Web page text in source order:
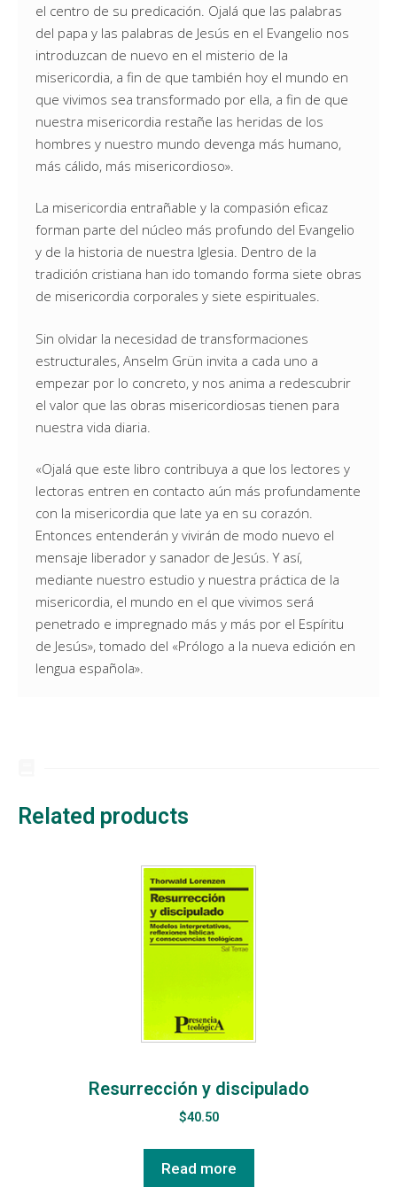
el centro de su predicación. Ojalá que las palabras
del papa y las palabras de Jesús en el Evangelio nos
introduzcan de nuevo en el misterio de la
misericordia, a fin de que también hoy el mundo en
que vivimos sea transformado por ella, a fin de que
nuestra misericordia restañe las heridas de los
hombres y nuestro mundo devenga más humano,
más cálido, más misericordioso».
La misericordia entrañable y la compasión eficaz
forman parte del núcleo más profundo del Evangelio
y de la historia de nuestra Iglesia. Dentro de la
tradición cristiana han ido tomando forma siete obras
de misericordia corporales y siete espirituales.
Sin olvidar la necesidad de transformaciones
estructurales, Anselm Grün invita a cada uno a
empezar por lo concreto, y nos anima a redescubrir
el valor que las obras misericordiosas tienen para
nuestra vida diaria.
«Ojalá que este libro contribuya a que los lectores y
lectoras entren en contacto aún más profundamente
con la misericordia que late ya en su corazón.
Entonces entenderán y vivirán de modo nuevo el
mensaje liberador y sanador de Jesús. Y así,
mediante nuestro estudio y nuestra práctica de la
misericordia, el mundo en el que vivimos será
penetrado e impregnado más y más por el Espíritu
de Jesús», tomado del «Prólogo a la nueva edición en
lengua española».
Related products
Resurrección y discipulado
$40.50
Read more